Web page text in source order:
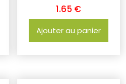
1.65 €
Ajouter au panier